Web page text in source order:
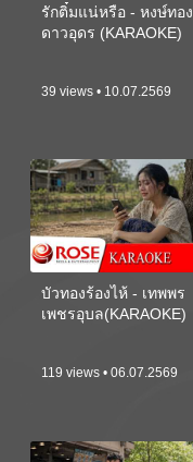
รักติ๋มแน่หรือ - หงษ์ทอง
ดาวอุดร (KARAOKE)
39 views • 10.07.2569
บัวทองร้องไห้ - เทพพร
เพชรอุบล(KARAOKE)
119 views • 06.07.2569